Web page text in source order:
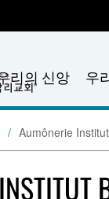
리의 신앙 우
Aumônerie